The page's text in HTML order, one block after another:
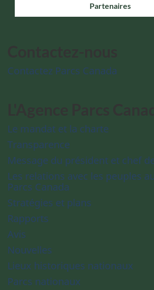
Partenaires
Contactez Parcs Canada
Le mandat et la charte
Transparence
Message du président et chef
Les relations avec les peuples
Parcs Canada
Stratégies et plans
Rapports
Avis
Nouvelles
Lieux historiques nationaux
Parcs nationaux